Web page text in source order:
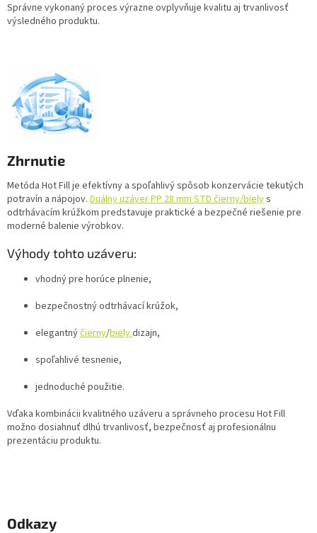
Správne vykonaný proces výrazne ovplyvňuje kvalitu aj trvanlivosť
výsledného produktu.
Zhrnutie
Metóda Hot Fill je efektívny a spoľahlivý spôsob konzervácie tekutých
potravín a nápojov. Duálny uzáver PP 28 mm STD čierny/bielys
odtrhávacím krúžkom predstavuje praktické a bezpečné riešenie pre
moderné balenie výrobkov.
Výhody tohto uzáveru:
vhodný pre horúce plnenie,
bezpečnostný odtrhávací krúžok,
elegantnýčierny/bielydizajn,
spoľahlivé tesnenie,
jednoduché použitie.
Vďaka kombinácii kvalitného uzáveru a správneho procesu Hot Fill
možno dosiahnuť dlhú trvanlivosť, bezpečnosť aj profesionálnu
prezentáciu produktu.
Odkazy